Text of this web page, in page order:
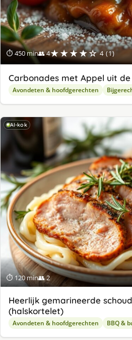
⏱ 450 min👥 4★★★★☆ 4 (1)
Carbonades met Appel uit de
Avondeten & hoofdgerechten
AI-kok
⏱ 120 min👥 2
Heerlijk gemarineerde
(halskortelet)
Avondeten & hoofdgerechten BBQ &